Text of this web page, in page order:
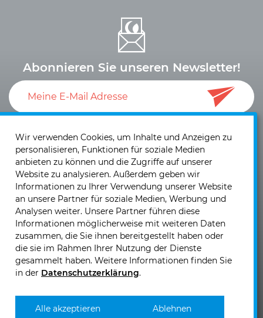
Abonnieren Sie unseren Newsletter!
Einwilligung zum Versand von Neuigkeiten und
Informationen.
KIRCHHOFF Mobility GmbH & Co. KG
Josef Sandhofer Straße 9b
2000 Stockerau - Österreich
Telefon: +43 (0)2262 - 717 00
Wir verwenden Cookies, um Inhalte und Anzeigen zu
personalisieren, Funktionen für soziale Medien
anbieten zu können und die Zugriffe auf unserer
Website zu analysieren. Außerdem geben wir
Informationen zu Ihrer Verwendung unserer Website
an unsere Partner für soziale Medien, Werbung und
Analysen weiter. Unsere Partner führen diese
Informationen möglicherweise mit weiteren Daten
zusammen, die Sie ihnen bereitgestellt haben oder
die sie im Rahmen Ihrer Nutzung der Dienste
gesammelt haben. Weitere Informationen finden Sie
in der Datenschutzerklärung.
Ablehnen
Alle akzeptieren